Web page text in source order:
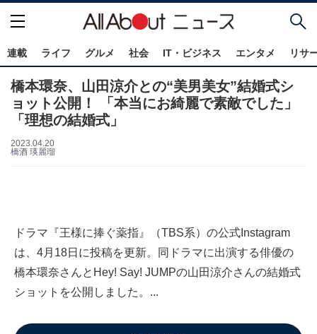
連載 ライフ グルメ 社会 IT・ビジネス エンタメ リサ
橋本環奈、山田涼介との“美男美女”結婚式シ
ョット公開！ 「本当にお綺麗で素敵でした」
「理想の結婚式」
2023.04.20
橋酒 瑛麗瑠
ドラマ『王様に捧ぐ薬指』（TBS系）の公式Instagram
は、4月18日に投稿を更新。同ドラマに出演する俳優の
橋本環奈さんとHey! Say! JUMPの山田涼介さんの結婚式
ショットを公開しました。...